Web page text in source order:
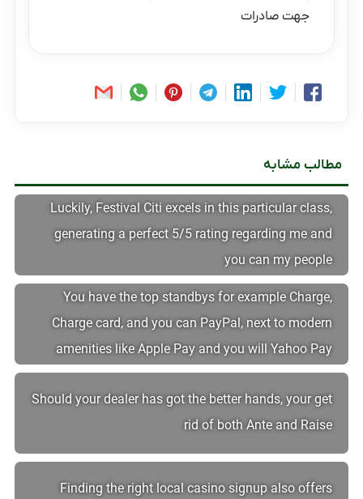
جهت صادرات
مطالب مشابه
Luckily, Festival Citi excels in this particular class,
generating a perfect 5/5 rating regarding me and
you can my people
You have the top standbys for example Charge,
Charge card, and you can PayPal, next to modern
amenities like Apple Pay and you will Yahoo Pay
Should your dealer has got the better hands, your get
rid of both Ante and Raise
Finding the right local casino signup also offers